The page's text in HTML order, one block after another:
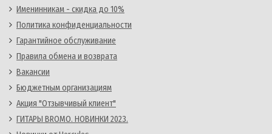
Именинникам - скидка до 10%
Политика конфиденциальности
Гарантийное обслуживание
Правила обмена и возврата
Вакансии
Бюджетным организациям
Акция "Отзывчивый клиент"
ГИТАРЫ BROMO. НОВИНКИ 2023.